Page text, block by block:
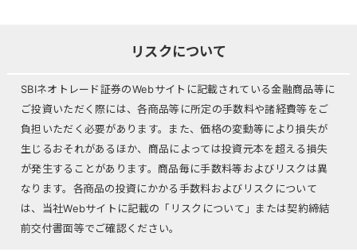
リスクについて
SBIネオトレード証券のWebサイトに記載されている金融商品等に
ご投資いただく際には、各商品等に所定の手数料や諸経費等をご
負担いただく必要があります。また、価格の変動等により損失が
生じるおそれがあるほか、商品によっては投資元本を超える損失
が発生することがあります。商品毎に手数料等およびリスクは異
なります。各商品の投資にかかる手数料およびリスクについて
は、当社Webサイトに記載の「リスクについて」または契約締結
前交付書面等でご確認ください。